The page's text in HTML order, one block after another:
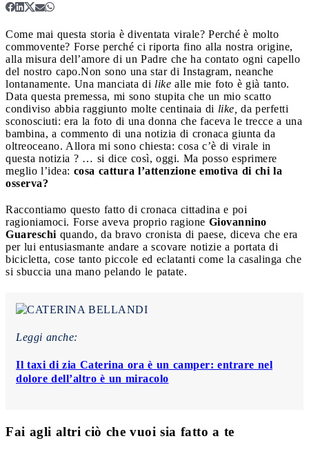
Come mai questa storia è diventata virale? Perché è molto
commovente? Forse perché ci riporta fino alla nostra origine,
alla misura dell’amore di un Padre che ha contato ogni capello
del nostro capo.Non sono una star di Instagram, neanche
lontanamente. Una manciata di like alle mie foto è già tanto.
Data questa premessa, mi sono stupita che un mio scatto
condiviso abbia raggiunto molte centinaia di like, da perfetti
sconosciuti: era la foto di una donna che faceva le trecce a una
bambina, a commento di una notizia di cronaca giunta da
oltreoceano. Allora mi sono chiesta: cosa c’è di virale in
questa notizia ? … si dice così, oggi. Ma posso esprimere
meglio l’idea: cosa cattura l’attenzione emotiva di chi la
osserva?
Raccontiamo questo fatto di cronaca cittadina e poi
ragioniamoci. Forse aveva proprio ragione Giovannino
Guareschi quando, da bravo cronista di paese, diceva che era
per lui entusiasmante andare a scovare notizie a portata di
bicicletta, cose tanto piccole ed eclatanti come la casalinga che
si sbuccia una mano pelando le patate.
Leggi anche:
Il taxi di zia Caterina ora è un camper: entrare nel
dolore dell’altro è un miracolo
Fai agli altri ciò che vuoi sia fatto a te